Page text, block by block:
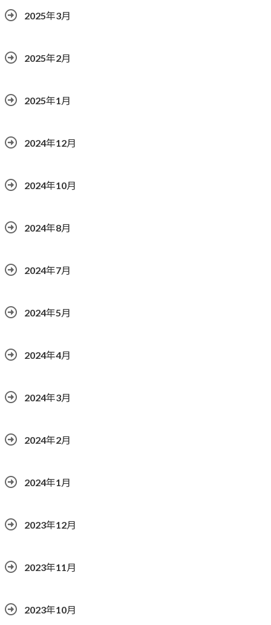
2025年3月
2025年2月
2025年1月
2024年12月
2024年10月
2024年8月
2024年7月
2024年5月
2024年4月
2024年3月
2024年2月
2024年1月
2023年12月
2023年11月
2023年10月